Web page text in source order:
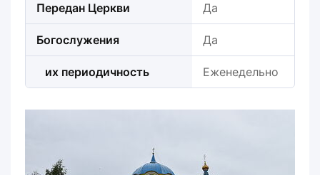
Передан Церкви Да
Богослужения Да
их периодичность Еженедельно